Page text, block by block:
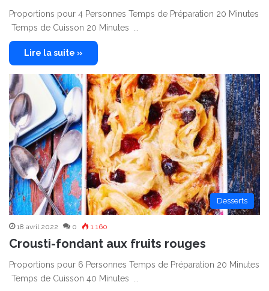
Proportions pour 4 Personnes Temps de Préparation 20 Minutes
Temps de Cuisson 20 Minutes …
Lire la suite »
Desserts
18 avril 2022 0 1 160
Crousti-fondant aux fruits rouges
Proportions pour 6 Personnes Temps de Préparation 20 Minutes
Temps de Cuisson 40 Minutes …